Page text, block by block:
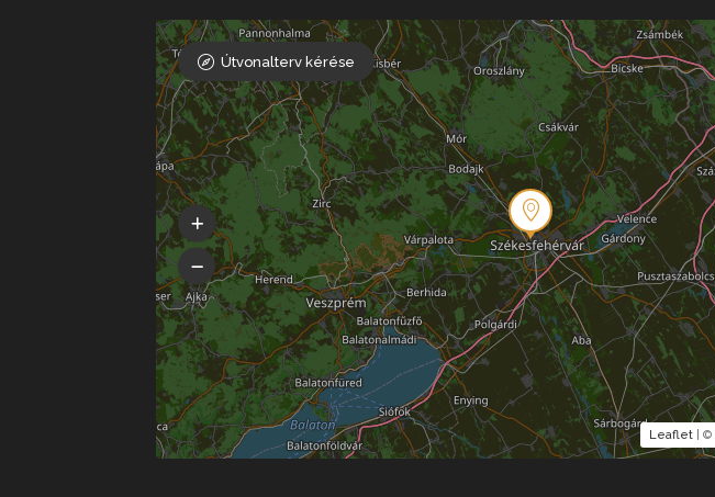
Leaflet| ©
Útvonalterv kérése